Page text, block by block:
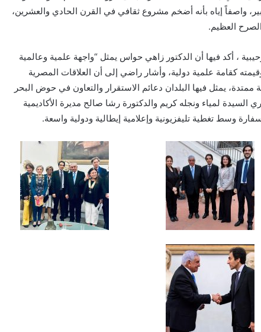
واصفاً إياه بأنه أضخم مشروع ثقافي في القرن الحادي والعشرين،
الصرح العظيم.
، أكد فيها أن الدكتور زاهي حواس يمثل “واجهة علمية وعالمية
كقامة علمية دولية، وأشار راضي إلى أن العلاقات المصرية
ممتدة، يمثل فيها البلدان دعائم الاستقرار والتعاون في حوض البحر
لمياء ونجله كريم والدكتورة رشا صالح مديرة الأكاديمية
وسط تغطية تليفزيونية وإعلامية إيطالية ودولية واسعة.